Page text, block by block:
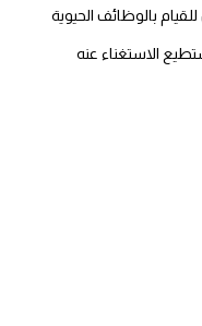
بالوظائف الحيوية
الاستغناء عنه